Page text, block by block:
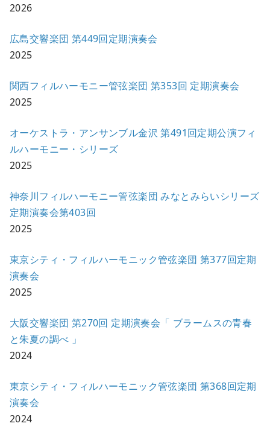
2026
広島交響楽団 第449回定期演奏会
2025
関西フィルハーモニー管弦楽団 第353回 定期演奏会
2025
オーケストラ・アンサンブル金沢 第491回定期公演フィ
ルハーモニー・シリーズ
2025
神奈川フィルハーモニー管弦楽団 みなとみらいシリーズ
定期演奏会第403回
2025
東京シティ・フィルハーモニック管弦楽団 第377回定期
演奏会
2025
大阪交響楽団 第270回 定期演奏会「 ブラームスの青春
と朱夏の調べ 」
2024
東京シティ・フィルハーモニック管弦楽団 第368回定期
演奏会
2024